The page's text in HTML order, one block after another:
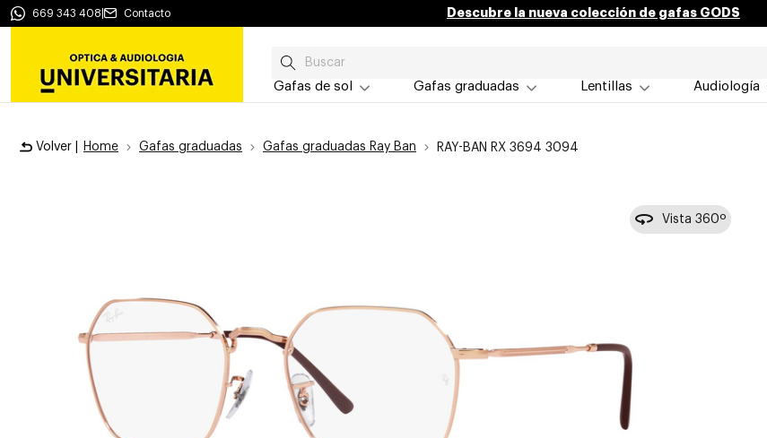
669 343 408 Contacto Descubre la nueva colección de gafas GODS
Gafas de sol Gafas graduadas Lentillas Audiología
Volver | Home Gafas graduadas Gafas graduadas Ray Ban RAY-BAN RX 3694 3094
Vista 360º